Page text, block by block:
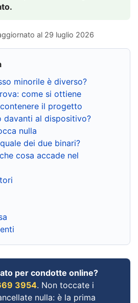
al 29 luglio 2026
minorile è diverso?
come si ottiene
il progetto
davanti al dispositivo?
nulla
dei due binari?
cosa accade nel
per condotte online?
3954. Non toccate i
nulla: è la prima